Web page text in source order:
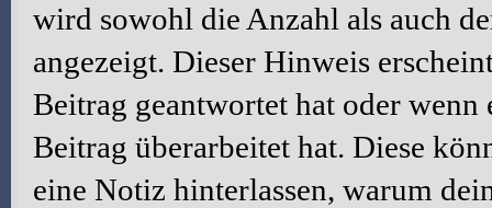
wird sowohl die Anzahl als auch
angezeigt. Dieser Hinweis
Beitrag geantwortet hat oder
Beitrag überarbeitet hat. Diese
eine Notiz hinterlassen, warum